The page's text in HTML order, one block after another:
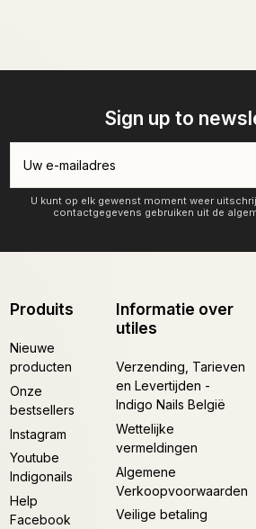
Sign up to
U kunt op elk gewenst moment weer
contactgegevens gebruiken uit de
Produits
Nieuwe
producten
Onze
bestsellers
Instagram
Youtube
Indigonails
Help
Facebook
Informatie over
utiles
Verzending, Tarieven
en Levertijden -
Indigo Nails België
Wettelijke
vermeldingen
Algemene
Verkoopvoorwaarden
Veilige betaling